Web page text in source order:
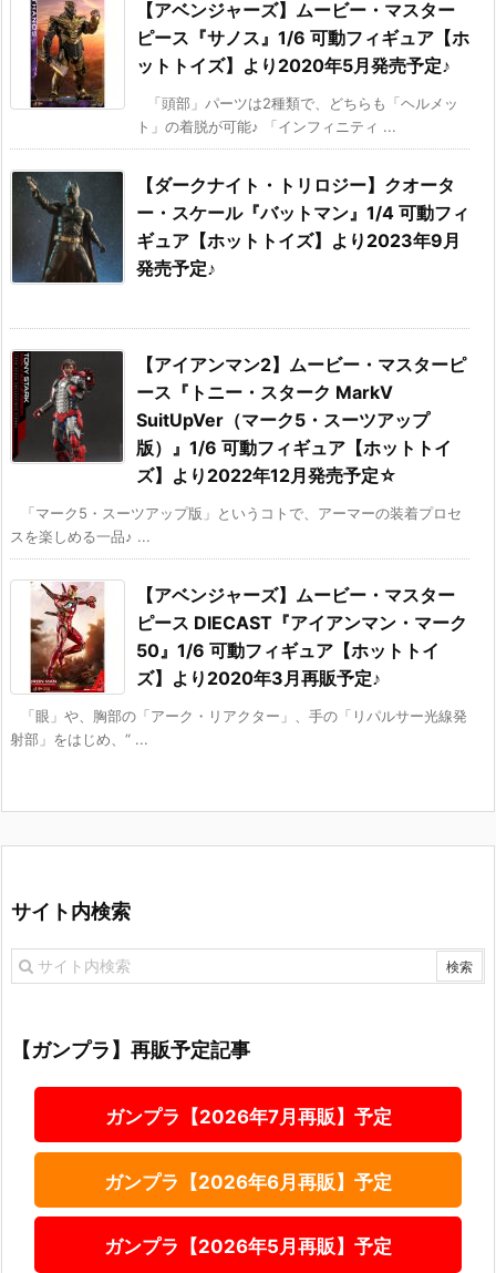
【アベンジャーズ】ムービー・マスター
ピース『サノス』1/6 可動フィギュア【ホ
ットトイズ】より2020年5月発売予定♪
「頭部」パーツは2種類で、どちらも「ヘルメッ
ト」の着脱が可能♪ 「インフィニティ ...
【ダークナイト・トリロジー】クオータ
ー・スケール『バットマン』1/4 可動フィ
ギュア【ホットトイズ】より2023年9月
発売予定♪
【アイアンマン2】ムービー・マスターピ
ース『トニー・スターク MarkV
SuitUpVer（マーク5・スーツアップ
版）』1/6 可動フィギュア【ホットトイ
ズ】より2022年12月発売予定☆
「マーク5・スーツアップ版」というコトで、アーマーの装着プロセ
スを楽しめる一品♪ ...
【アベンジャーズ】ムービー・マスター
ピース DIECAST『アイアンマン・マーク
50』1/6 可動フィギュア【ホットトイ
ズ】より2020年3月再販予定♪
「眼」や、胸部の「アーク・リアクター」、手の「リパルサー光線発
射部」をはじめ、“ ...
サイト内検索
【ガンプラ】再販予定記事
ガンプラ【2026年7月再販】予定
ガンプラ【2026年6月再販】予定
ガンプラ【2026年5月再販】予定